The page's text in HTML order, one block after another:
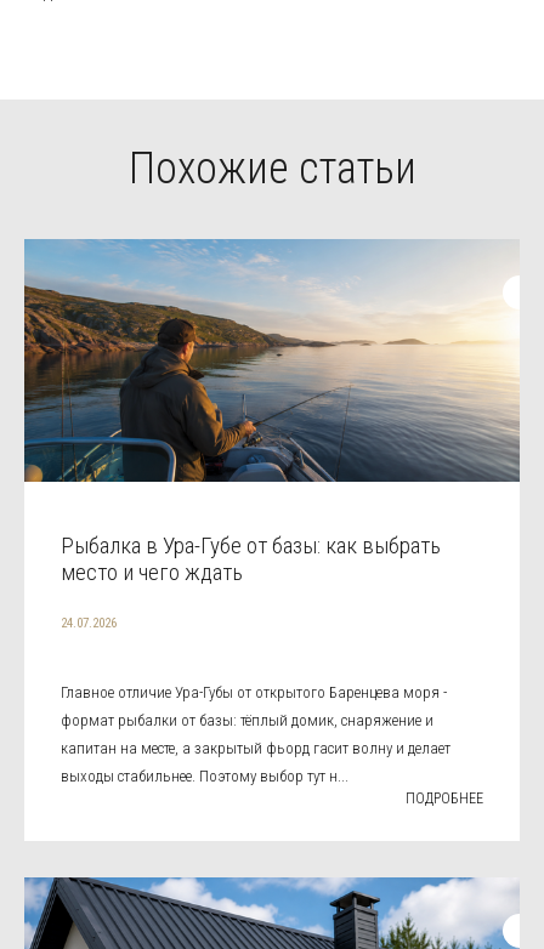
Похожие статьи
Рыбалка в Ура-Губе от базы: как выбрать
место и чего ждать
24.07.2026
Главное отличие Ура-Губы от открытого Баренцева моря -
формат рыбалки от базы: тёплый домик, снаряжение и
капитан на месте, а закрытый фьорд гасит волну и делает
выходы стабильнее. Поэтому выбор тут н...
ПОДРОБНЕЕ